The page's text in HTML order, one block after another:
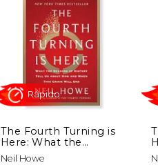
The Fourth Turning is
Here: What the
Seasons of History Tell
Neil Howe